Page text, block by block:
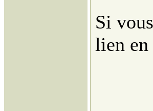
Si
lien en